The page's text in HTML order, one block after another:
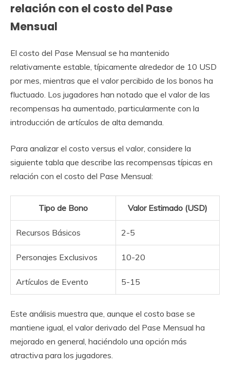
relación con el costo del Pase
Mensual
El costo del Pase Mensual se ha mantenido
relativamente estable, típicamente alrededor de 10 USD
por mes, mientras que el valor percibido de los bonos ha
fluctuado. Los jugadores han notado que el valor de las
recompensas ha aumentado, particularmente con la
introducción de artículos de alta demanda.
Para analizar el costo versus el valor, considere la
siguiente tabla que describe las recompensas típicas en
relación con el costo del Pase Mensual:
Tipo de Bono Valor Estimado (USD)
Recursos Básicos 2-5
Personajes Exclusivos 10-20
Artículos de Evento 5-15
Este análisis muestra que, aunque el costo base se
mantiene igual, el valor derivado del Pase Mensual ha
mejorado en general, haciéndolo una opción más
atractiva para los jugadores.